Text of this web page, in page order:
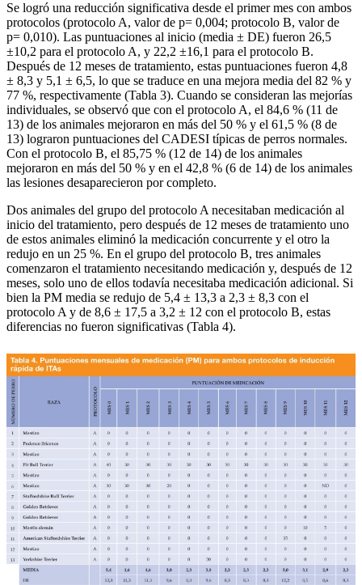
Se logró una reducción significativa desde el primer mes con ambos
protocolos (protocolo A, valor de p= 0,004; protocolo B, valor de
p= 0,010). Las puntuaciones al inicio (media ± DE) fueron 26,5
±10,2 para el protocolo A, y 22,2 ±16,1 para el protocolo B.
Después de 12 meses de tratamiento, estas puntuaciones fueron 4,8
± 8,3 y 5,1 ± 6,5, lo que se traduce en una mejora media del 82 % y
77 %, respectivamente (Tabla 3). Cuando se consideran las mejorías
individuales, se observó que con el protocolo A, el 84,6 % (11 de
13) de los animales mejoraron en más del 50 % y el 61,5 % (8 de
13) lograron puntuaciones del CADESI típicas de perros normales.
Con el protocolo B, el 85,75 % (12 de 14) de los animales
mejoraron en más del 50 % y en el 42,8 % (6 de 14) de los animales
las lesiones desaparecieron por completo.
Dos animales del grupo del protocolo A necesitaban medicación al
inicio del tratamiento, pero después de 12 meses de tratamiento uno
de estos animales eliminó la medicación concurrente y el otro la
redujo en un 25 %. En el grupo del protocolo B, tres animales
comenzaron el tratamiento necesitando medicación y, después de 12
meses, solo uno de ellos todavía necesitaba medicación adicional. Si
bien la PM media se redujo de 5,4 ± 13,3 a 2,3 ± 8,3 con el
protocolo A y de 8,6 ± 17,5 a 3,2 ± 12 con el protocolo B, estas
diferencias no fueron significativas (Tabla 4).